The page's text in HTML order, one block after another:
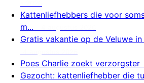
Kattenliefhebbers die voor
m...
Gratis vakantie op de Veluwe
Poes Charlie zoekt verzorgster
Gezocht: kattenliefhebber die